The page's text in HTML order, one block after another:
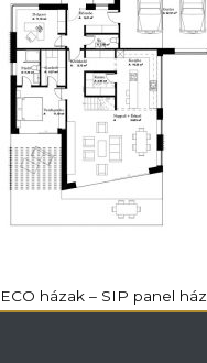
ECO házak – SIP panel ház